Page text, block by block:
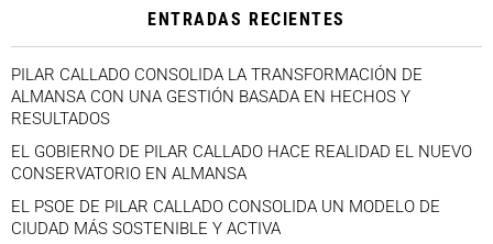
ENTRADAS RECIENTES
PILAR CALLADO CONSOLIDA LA TRANSFORMACIÓN DE
ALMANSA CON UNA GESTIÓN BASADA EN HECHOS Y
RESULTADOS
EL GOBIERNO DE PILAR CALLADO HACE REALIDAD EL NUEVO
CONSERVATORIO EN ALMANSA
EL PSOE DE PILAR CALLADO CONSOLIDA UN MODELO DE
CIUDAD MÁS SOSTENIBLE Y ACTIVA